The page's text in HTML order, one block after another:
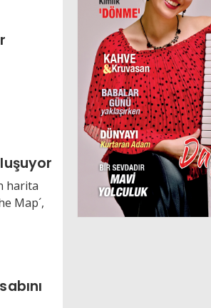
harita
Map´,
Cengiz Han´ın
Selin BARLAS 5